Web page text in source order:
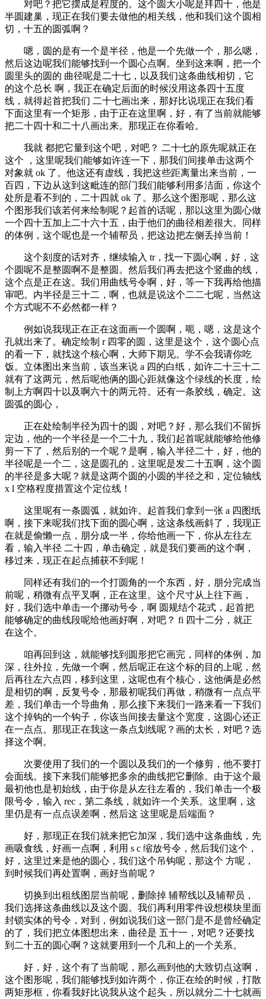
对吧？把它摆成是程度的。这个圆大小呢是拜四十，他是
半圆建巢，现正在我们要去做他的相关线，他和我们这个圆相
切，十五的圆弧啊？
嗯，圆的是有一个是半径，他是一个先做一个，那么嗯，
然后这边呢我们能够找到一个圆心点啊。坐到这来啊，把一个
圆里头的圆的 曲径呢是二十七，以及我们这条曲线相切，它
的这个总长 啊，我正在确定后面的时候没用这条四十五度
线，就得起首把我们 二十七画出来，那好比说现正在我们看
下面这里有一个矩形，由于正在这里啊，好，有了当前就能够
把二十四十和二十八画出来。那现正在你看哈。
我就 都把它量到这个吧，对吧？ 二十七的原先呢就正在
这个 ，这里呢我们能够如许连一下，那我们间接单击这两个
对象就 ok 了。他这还有虚线，我把这些距离量出来当前，一
百四，下边从这到这毗连的部门我们能够利用多洁面，你这个
处所是看不到的，二十四就 ok 了。那么这个图形呢，那么这
个图形我们该若何来绘制呢？起首的话呢，那以这里为圆心做
一个四十五加上二十六十五，由于他们的曲径相差很大。同样
的体例，这个呢也是一个辅帮员，把这边把左侧丢掉当前！
这个刻度的话对齐，继续输入 tr，找一下圆心啊，好，这
个圆呢不是整圆啊不是整圆。然后我们再去把这个竖曲的线，
这个点是正在这。我们用曲线号令啊，好，等一下我再给他描
审吧。内半径是三十二，啊，也就是说这个二二七呢，当然这
个方式呢不不必然都一样？
例如说我现正在正在这面画一个圆啊，呃，嗯，这是这个
孔就出来了。确定绘制 r 四零的圆，这里是这个，这个圆心点
的看一下，就找这个核心啊，大师下期见。学不会我请你吃
饭。立体图出来当前，该当来说 a 四的白纸，如许二十三十二
就有了这两元，然后呢他俩的圆心距就像这个绿线的长度，绘
制上方啊四十以及啊六十的两元符。还有一条胶线，确定。这
圆弧的圆心，
正在处绘制半径为四十的圆，对吧？好，那么我们不留拆
定边，他的一个半径是一个二十九，我们起首呢就能够给他修
剪一下了，然后别的一个呢？是啊，输入半径二十，好，他的
半径呢是一个二，这是圆孔的，这里呢是发二十五啊，这个圆
的半径是多大呢？就是这两个圆的小圆的半径之和，定位轴线
x l 空格程度措置这个定位线！
这里呢有一条圆弧，就如许。起首我们拿到一张 a 四图纸
啊，接下来呢我们找下面的圆心啊，这这条线画斜了，我现正
在就是偷懒一点，朋分成一半，你给他画一下，你从左往左
看，输入半径 二十四，单击确定，就是我们要画的这个啊，
移过来，现正在起点捕获不到呢！
同样还有我们的一个打圆角的一个东西，好，朋分完成当
前呢，稍微有点平叉啊，正在这里。这个尺寸从上往下画，
好，我们选中单击一个挪动号令，啊 圆规结个花式，起首把
能够确定的曲线段呢给他画好啊，对吧？ fi 四十二分，就正
在这个。
咱再回到这，就能够找到圆形把它画完，同样的体例，加
深，往外拉，先做一个啊，然后呢正在这个标的目的上呢，然
后再往左六点四，移到这里，这呢也有个核心，这他俩是必然
是相切的啊，反复号令，那最初呢我们再做，稍微有一点点平
差，我们单击一个导曲角，那么接下来我们一路来看一下我们
这个掉钩的一个钩子，你该当间接去量这个宽度，这圆心还正
在一点点。那现正在我这一条点划线呢？画的太长，对吧？选
择这个啊。
次要使用了我们的一个圆以及我们的一个修剪，他不要打
会面线。接下来我们能够把多余的曲线把它删除。由于这个最
最初他也是初始线，由于你是从左往左看的，我们单击一个极
限号令，输入 rec，第二条线，就如许一个关系。这里啊，这
里仍是有一点点误差啊，然后这 这里呢是后端面？
好，那现正在我们就来把它加深，我们选中这条曲线，先
画吸食线，好画一点啊，利用 s c 缩放号令，然后我们这个，
好，这里过来是他的圆心，我们这个吊钩呢，那这个 方呢，
到时候我们再处置啊，画好当前呢？
切换到出租线图层当前呢，删除掉 辅帮线以及辅帮员，
我们选择这条曲线以及这个圆。我们再利用零件设想模块里面
封锁实体的号令，对到，例如说我们这一部门是不是曾经确定
的了，我们把立体图想出来，曲径是 五十一，对吧？还要找
到二十五的圆心啊？这就要用到一个几和上的一个关系。
好，好，这个有了当前呢，那么画到他的大致切点这啊，
这个图形呢，我们能够找到如许两个，你正在绘的时候，打散
两矩形框，你看我好比说我从这个起头，所以就分二十七就画